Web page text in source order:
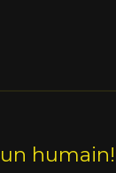
humain!